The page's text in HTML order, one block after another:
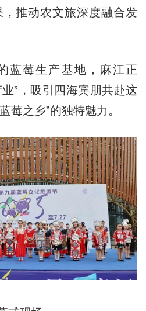
推动农文旅深度融合发
莓生产基地，麻江正
业”，吸引四海宾朋共赴这
莓之乡”的独特魅力。